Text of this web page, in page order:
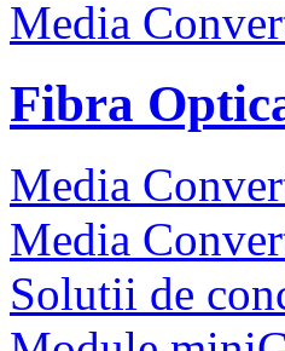
Media
Fibra
Media
Media
Solutii de